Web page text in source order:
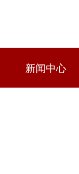
新闻中心